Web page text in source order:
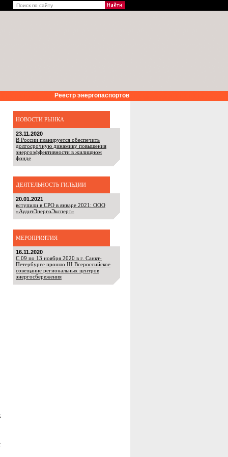
Реестр энергопаспортов
НОВОСТИ РЫНКА
23.11.2020
В России планируется обеспечить
долгосрочную динамику повышения
энергоэффективности в жилищном
фонде
ДЕЯТЕЛЬНОСТЬ ГИЛЬДИИ
20.01.2021
вступили в СРО в январе 2021: ООО
«АудитЭнергоЭксперт»
МЕРОПРИЯТИЯ
16.11.2020
С 09 по 13 ноября 2020 в г. Санкт-
Петербурге прошло III Всероссийское
совещание региональных центров
энергосбережения